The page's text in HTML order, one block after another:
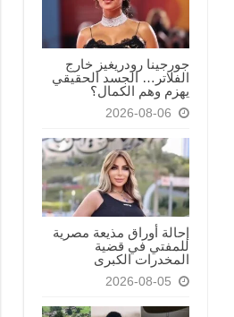
جورجينا رودريغيز خارج
الفلاتر… الجسد الحقيقي
يهزم وهم الكمال؟
2026-08-06
إحالة أوراق مذيعة مصرية
للمفتي في قضية
المخدرات الكبرى
2026-08-05